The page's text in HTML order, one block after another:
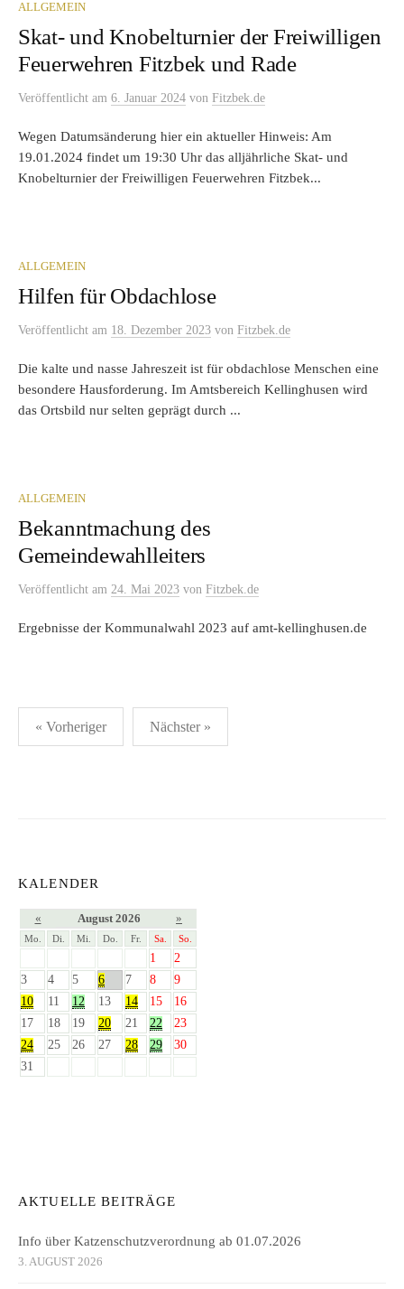
ALLGEMEIN
Skat- und Knobelturnier der Freiwilligen
Feuerwehren Fitzbek und Rade
Veröffentlicht am 6. Januar 2024 von Fitzbek.de
Wegen Datumsänderung hier ein aktueller Hinweis: Am
19.01.2024 findet um 19:30 Uhr das alljährliche Skat- und
Knobelturnier der Freiwilligen Feuerwehren Fitzbek...
ALLGEMEIN
Hilfen für Obdachlose
Veröffentlicht am 18. Dezember 2023 von Fitzbek.de
Die kalte und nasse Jahreszeit ist für obdachlose Menschen eine
besondere Hausforderung. Im Amtsbereich Kellinghusen wird
das Ortsbild nur selten geprägt durch ...
ALLGEMEIN
Bekanntmachung des
Gemeindewahlleiters
Veröffentlicht am 24. Mai 2023 von Fitzbek.de
Ergebnisse der Kommunalwahl 2023 auf amt-kellinghusen.de
Seitennummerierung
der
« Vorheriger Nächster »
KALENDER
« August 2026 »
Mo. Di. Mi. Do. Fr. Sa. So.
1
2
3
4 5 6 7 8
9
10
11 12 13 14 15
16
17
18 19 20 21 22
23
24
25 26 27 28 29
30
31
AKTUELLE BEITRÄGE
Info über Katzenschutzverordnung ab 01.07.2026
3. AUGUST 2026